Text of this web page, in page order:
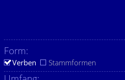
Form:
Verben Stammformen